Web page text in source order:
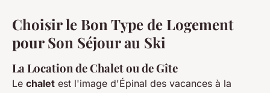
Choisir le Bon Type de Logement
pour Son Séjour au Ski
La Location de Chalet ou de Gîte
Le chalet est l'image d'Épinal des vacances à la